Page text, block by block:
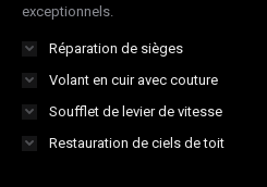
exceptionnels.
Réparation de sièges
Volant en cuir avec couture
Soufflet de levier de vitesse
Restauration de ciels de toit